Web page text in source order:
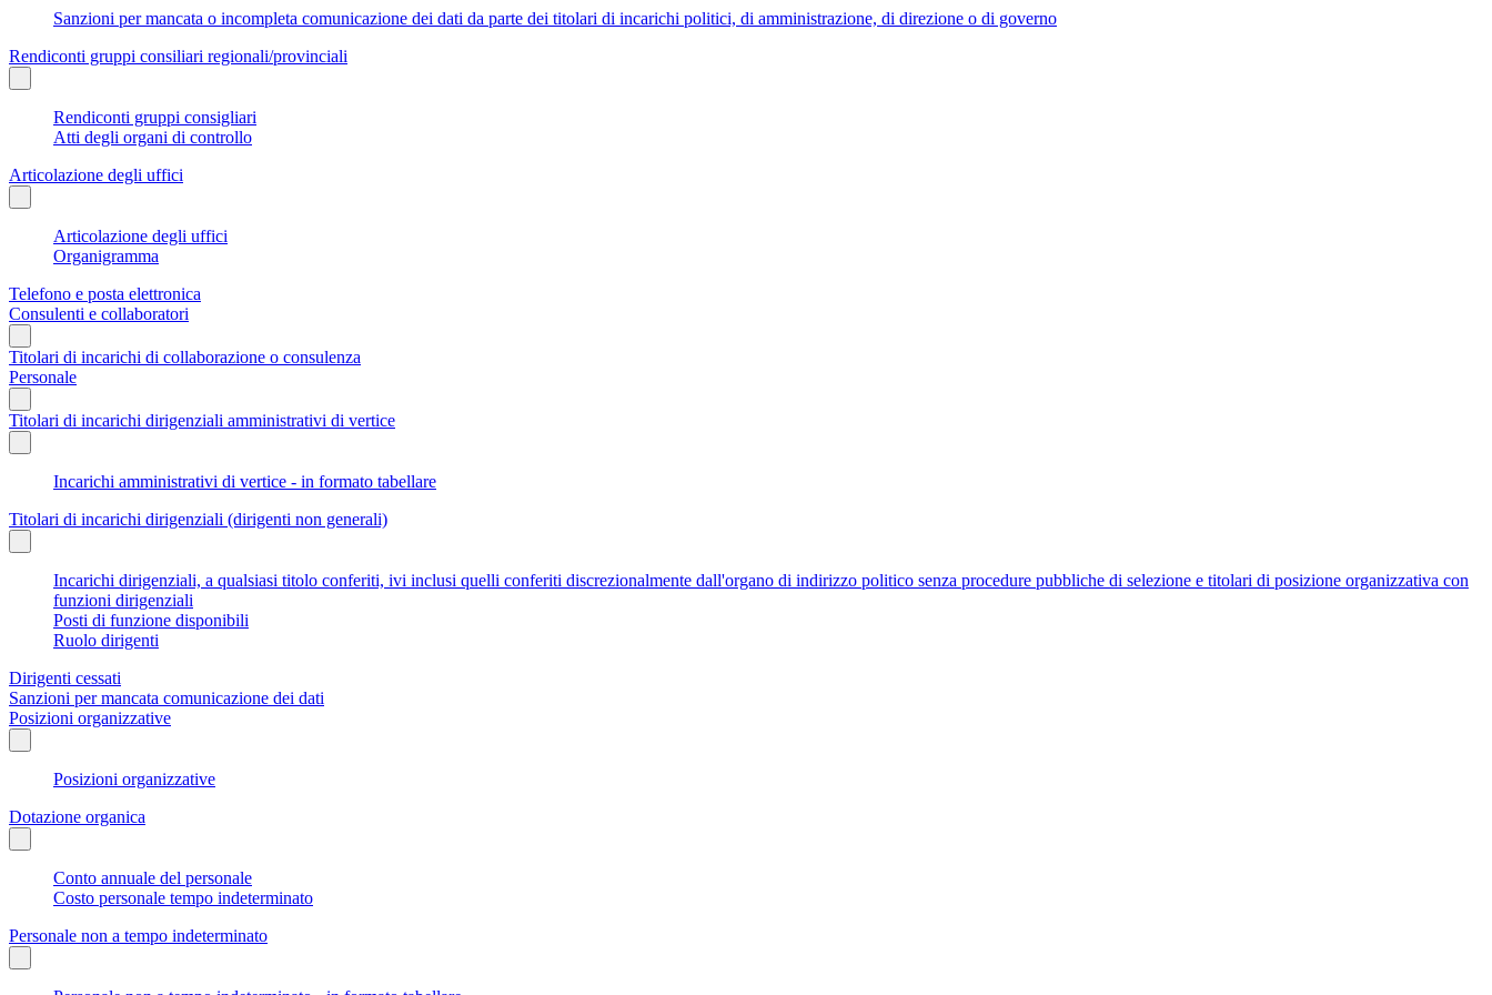
Sanzioni per mancata o incompleta comunicazione dei dati da parte dei titolari di incarichi politici, di amministrazione, di direzione o di governo
Rendiconti gruppi consiliari regionali/provinciali
Rendiconti gruppi consigliari
Atti degli organi di controllo
Articolazione degli uffici
Articolazione degli uffici
Organigramma
Telefono e posta elettronica
Consulenti e collaboratori
Titolari di incarichi di collaborazione o consulenza
Personale
Titolari di incarichi dirigenziali amministrativi di vertice
Incarichi amministrativi di vertice - in formato tabellare
Titolari di incarichi dirigenziali (dirigenti non generali)
Incarichi dirigenziali, a qualsiasi titolo conferiti, ivi inclusi quelli conferiti discrezionalmente dall'organo di indirizzo politico senza procedure pubbliche di selezione e titolari di posizione organizzativa con
funzioni dirigenziali
Posti di funzione disponibili
Ruolo dirigenti
Dirigenti cessati
Sanzioni per mancata comunicazione dei dati
Posizioni organizzative
Posizioni organizzative
Dotazione organica
Conto annuale del personale
Costo personale tempo indeterminato
Personale non a tempo indeterminato